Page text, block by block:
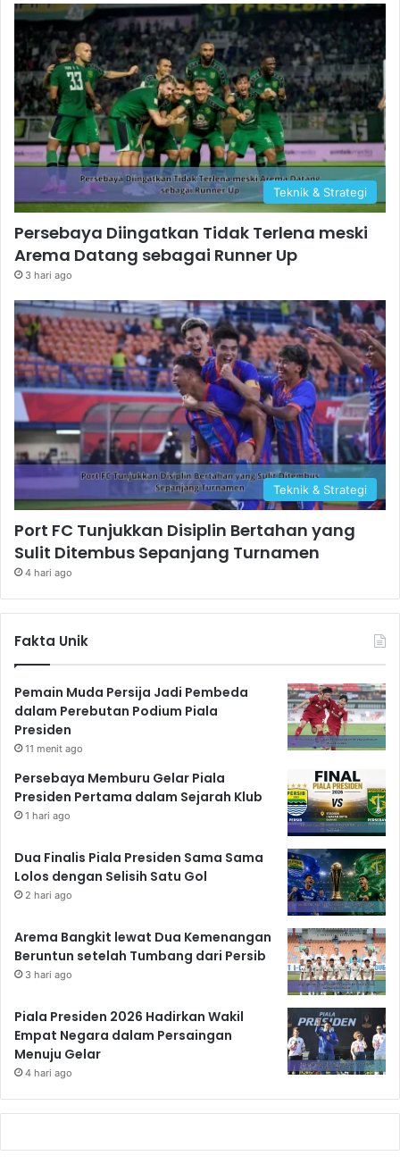
Teknik & Strategi
Persebaya Diingatkan Tidak Terlena meski
Arema Datang sebagai Runner Up
3 hari ago
Teknik & Strategi
Port FC Tunjukkan Disiplin Bertahan yang
Sulit Ditembus Sepanjang Turnamen
4 hari ago
Fakta Unik
Pemain Muda Persija Jadi Pembeda
dalam Perebutan Podium Piala
Presiden
11 menit ago
Persebaya Memburu Gelar Piala
Presiden Pertama dalam Sejarah Klub
1 hari ago
Dua Finalis Piala Presiden Sama Sama
Lolos dengan Selisih Satu Gol
2 hari ago
Arema Bangkit lewat Dua Kemenangan
Beruntun setelah Tumbang dari Persib
3 hari ago
Piala Presiden 2026 Hadirkan Wakil
Empat Negara dalam Persaingan
Menuju Gelar
4 hari ago